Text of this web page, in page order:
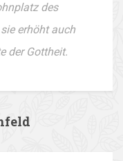
des
erhöht auch
der Gottheit.